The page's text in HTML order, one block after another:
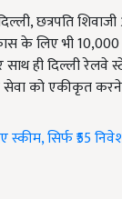
छत्रपति
के लिए भी
ही दिल्ली रेलवे
सेवा को एकीकृत
स्कीम, सिर्फ ₹55